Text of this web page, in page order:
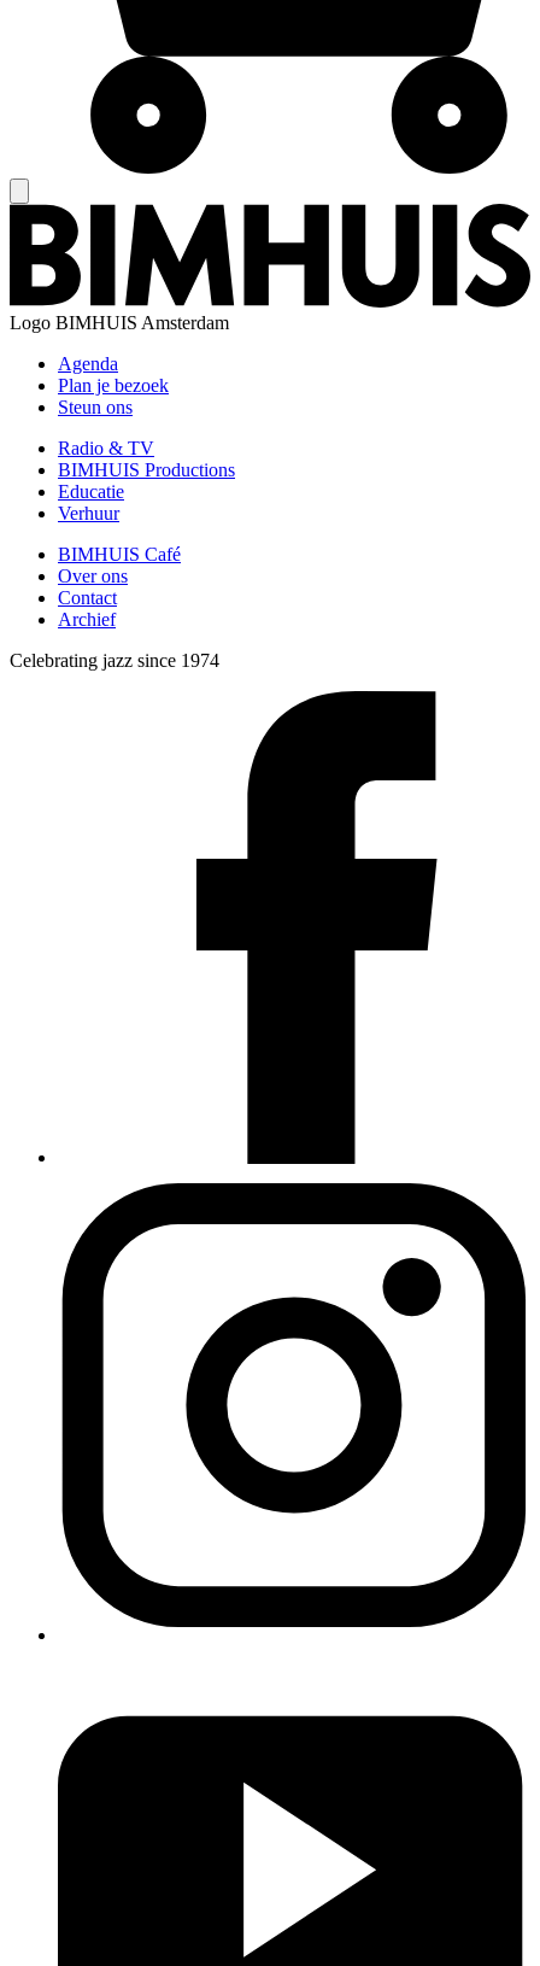
Logo BIMHUIS Amsterdam
Agenda
Plan je bezoek
Steun ons
Radio & TV
BIMHUIS Productions
Educatie
Verhuur
BIMHUIS Café
Over ons
Contact
Archief
Celebrating jazz since 1974